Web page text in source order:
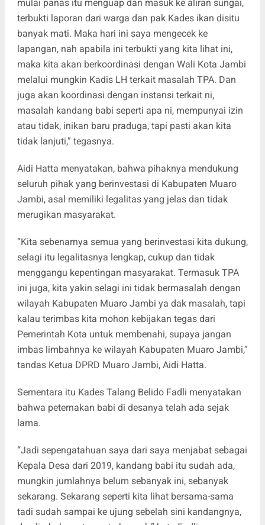
mulai panas itu menguap dan masuk ke aliran sungai,
terbukti laporan dari warga dan pak Kades ikan disitu
banyak mati. Maka hari ini saya mengecek ke
lapangan, nah apabila ini terbukti yang kita lihat ini,
maka kita akan berkoordinasi dengan Wali Kota Jambi
melalui mungkin Kadis LH terkait masalah TPA. Dan
juga akan koordinasi dengan instansi terkait ni,
masalah kandang babi seperti apa ni, mempunyai izin
atau tidak, inikan baru praduga, tapi pasti akan kita
tidak lanjuti,” tegasnya.
Aidi Hatta menyatakan, bahwa pihaknya mendukung
seluruh pihak yang berinvestasi di Kabupaten Muaro
Jambi, asal memiliki legalitas yang jelas dan tidak
merugikan masyarakat.
“Kita sebenarnya semua yang berinvestasi kita dukung,
selagi itu legalitasnya lengkap, cukup dan tidak
menggangu kepentingan masyarakat. Termasuk TPA
ini juga, kita yakin selagi ini tidak bermasalah dengan
wilayah Kabupaten Muaro Jambi ya dak masalah, tapi
kalau terimbas kita mohon kebijakan tegas dari
Pemerintah Kota untuk membenahi, supaya jangan
imbas limbahnya ke wilayah Kabupaten Muaro Jambi,”
tandas Ketua DPRD Muaro Jambi, Aidi Hatta.
Sementara itu Kades Talang Belido Fadli menyatakan
bahwa peternakan babi di desanya telah ada sejak
lama.
“Jadi sepengatahuan saya dari saya menjabat sebagai
Kepala Desa dari 2019, kandang babi itu sudah ada,
mungkin jumlahnya belum sebanyak ini, sebanyak
sekarang. Sekarang seperti kita lihat bersama-sama
tadi sudah sampai ke ujung sebelah sini kandangnya,